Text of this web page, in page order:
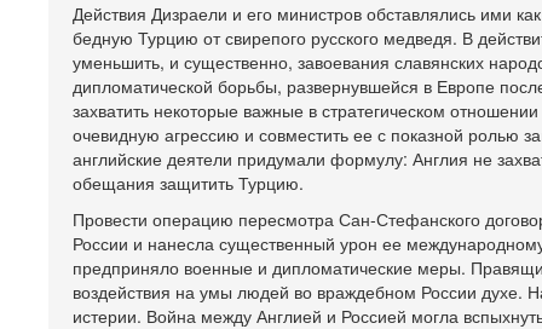
Действия Дизраели и его министров обставлялись ими
бедную Турцию от свирепого русского медведя. В
уменьшить, и существенно, завоевания славянских
дипломатической борьбы, развернувшейся в Европе
захватить некоторые важные в стратегическом
очевидную агрессию и совместить ее с показной ролью
английские деятели придумали формулу: Англия не
обещания защитить Турцию.
Провести операцию пересмотра Сан-Стефанского
России и нанесла существенный урон ее
предприняло военные и дипломатические меры.
воздействия на умы людей во враждебном России духе.
истерии. Война между Англией и Россией могла